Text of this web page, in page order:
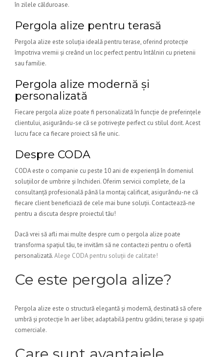
în zilele călduroase.
Pergola alize pentru terasă
Pergola alize este soluția ideală pentru terase, oferind protecție
împotriva vremii și creând un loc perfect pentru întâlniri cu prietenii
sau familie.
Pergola alize modernă și
personalizată
Fiecare pergola alize poate fi personalizată în funcție de preferințele
clientului, asigurându-se că se potrivește perfect cu stilul dorit. Acest
lucru face ca fiecare proiect să fie unic.
Despre CODA
CODA este o companie cu peste 10 ani de experiență în domeniul
soluțiilor de umbrire și închideri. Oferim servicii complete, de la
consultanță profesională până la montaj calificat, asigurându-ne că
fiecare client beneficiază de cele mai bune soluții. Contactează-ne
pentru a discuta despre proiectul tău!
Dacă vrei să afli mai multe despre cum o pergola alize poate
transforma spațiul tău, te invităm să ne contactezi pentru o ofertă
personalizată.Alege CODA pentru soluții de calitate!
Ce este pergola alize?
Pergola alize este o structură elegantă și modernă, destinată să ofere
umbră și protecție în aer liber, adaptabilă pentru grădini, terase și spații
comerciale.